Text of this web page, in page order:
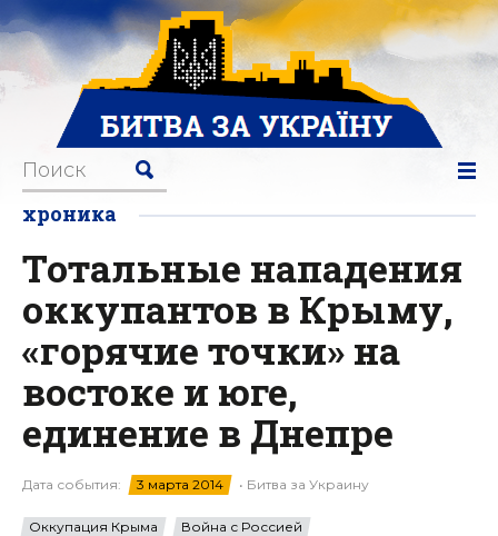
хроника
Тотальные нападения
оккупантов в Крыму,
«горячие точки» на
востоке и юге,
единение в Днепре
Дата события: 3 марта 2014 • Битва за Украину
Оккупация Крыма
Война с Россией